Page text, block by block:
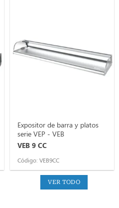
Expositor de barra y platos
serie VEP - VEB
VEB 9 CC
Código: VEB9CC
VER TODO